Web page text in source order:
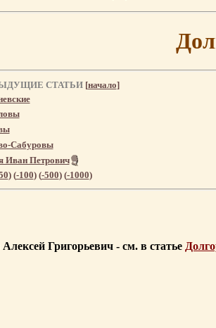
СТАТЬИ [начало]
Сабуровы
Иван Петрович
) (-100) (-500) (-1000)
Григорьевич - см. в статье